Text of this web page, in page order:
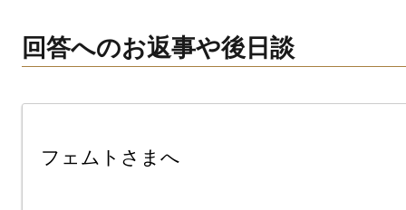
回答へのお返事や後日談
フェムトさまへ